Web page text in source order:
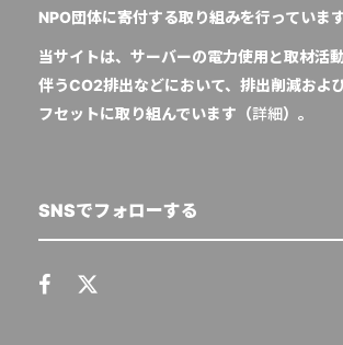
NPO団体に寄付する取り組みを行っています
当サイトは、サーバーの電力使用と取材活
伴うCO2排出などにおいて、排出削減およ
フセットに取り組んでいます（詳細）。
SNSでフォローする